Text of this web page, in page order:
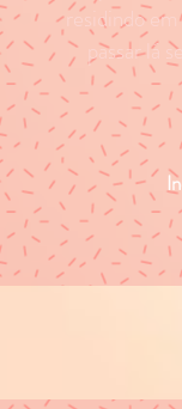
residindo
passar lá